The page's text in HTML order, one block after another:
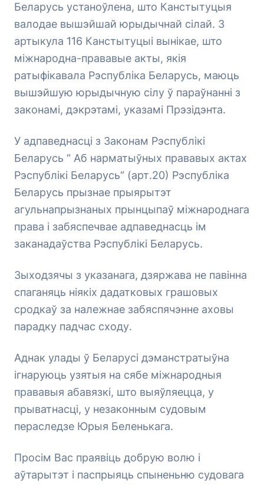
Беларусь устаноўлена, што Канстытуцыя
валодае вышэйшай юрыдычнай сілай. З
артыкула 116 Канстытуцыі вынікае, што
міжнародна-прававые акты, якія
ратыфікавала Рэспубліка Беларусь, маюць
вышэйшую юрыдычную сілу ў параўнанні з
законамі, дэкрэтамі, указамі Прэзідэнта.
У адпаведнасці з Законам Рэспублікі
Беларусь “ Аб нарматыўных прававых актах
Рэспублікі Беларусь“ (арт.20) Рэспубліка
Беларусь прызнае прыярытэт
агульнапрызнаных прынцыпаў міжнароднага
права і забяспечвае адпаведнасць ім
заканадаўства Рэспублікі Беларусь.
Зыходзячы з указанага, дзяржава не павінна
спаганяць ніякіх дадатковых грашовых
сродкаў за належнае забяспячэнне аховы
парадку падчас сходу.
Аднак улады ў Беларусі дэманстратыўна
ігнаруюць узятыя на сябе міжнародныя
прававыя абавязкі, што выяўляецца, у
прыватнасці, у незаконным судовым
пераследзе Юрыя Беленькага.
Просім Вас праявіць добрую волю і
аўтарытэт і паспрыяць спыненьню судовага